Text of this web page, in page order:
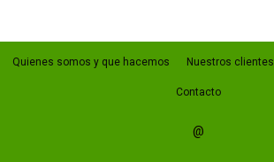
Quienes somos y que hacemos Nuestros clientes
Contacto
@